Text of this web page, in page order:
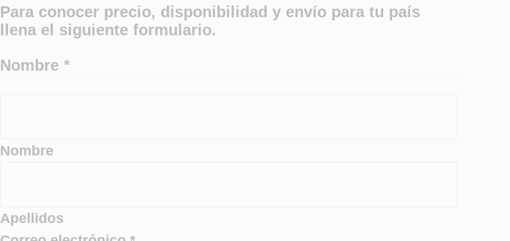
Para conocer precio, disponibilidad y envío para tu país
llena el siguiente formulario.
Nombre*
Nombre
Apellidos